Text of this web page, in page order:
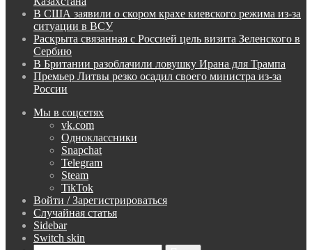
В США заявили о скором крахе киевского режима из-за
ситуации в ВСУ
Раскрыта связанная с Россией цель визита Зеленского в
Сербию
В Британии разоблачили ловушку Ирана для Трампа
Премьер Литвы резко осадил своего министра из-за
России
Мы в соцсетях
vk.com
Одноклассники
Snapchat
Telegram
Steam
TikTok
Войти / Зарегистрироваться
Случайная статья
Sidebar
Switch skin